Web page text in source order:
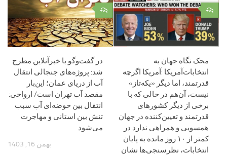
۰
در گفت‌وگو با خبرآنلاین مطرح
شد: پروژه‌های جنجالی انتقال
آب از دریای عمان؛ این‌بار
مقصد آب تهران است/ ارواحی:
انتقال بین حوضه‌ای آب سبب
تنش بین‌ استانی و مهاجرت
می‌شود
بهمن 16, 1403
۰
محک نگاه جهان به
انتخابات‌آمریکا :آمریکا اگرچه
قدرتمند، اما دیگر «یکه‌تاز»
نیست، آن‌هم در حالی که با
برخی از دیگر کشورهای
قدرتمند و تعیین‌کننده در جهان
همسویی و همراهی ندارد در
کمتر از ۱۰ روز مانده به پایان
انتخابات، نظرسنجی‌ها نشان